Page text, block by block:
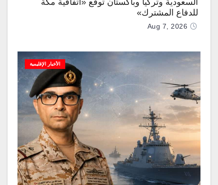
السعودية وتركيا وباكستان توقّع «اتفاقية مكة
للدفاع المشترك»
Aug 7, 2026
الأخبار الإقليمية